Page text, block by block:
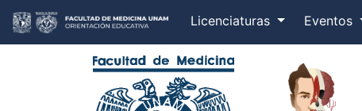
Licenciaturas Eventos